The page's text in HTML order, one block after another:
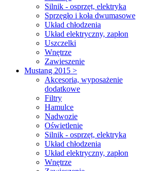
Silnik - osprzęt, elektryka
Sprzęgło i koła dwumasowe
Układ chłodzenia
Układ elektryczny, zapłon
Uszczelki
Wnętrze
Zawieszenie
Mustang 2015 >
Akcesoria, wyposażenie
dodatkowe
Filtry
Hamulce
Nadwozie
Oświetlenie
Silnik - osprzęt, elektryka
Układ chłodzenia
Układ elektryczny, zapłon
Wnętrze